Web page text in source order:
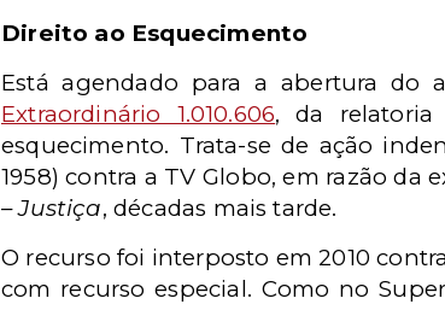
Direito ao Esquecimento
Está agendado para a abertura
Extraordinário 1.010.606, da
esquecimento. Trata-se de ação
1958) contra a TV Globo, em razão
– Justiça, décadas mais tarde.
O recurso foi interposto em 2010
com recurso especial. Como no